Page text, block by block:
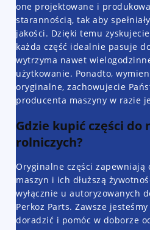
one projektowane i
starannością, tak aby
jakości. Dzięki temu
każda część idealnie pasuje
wytrzyma nawet
użytkowanie. Ponadto,
oryginalne, zachowujecie
producenta maszyny w razie
Gdzie kupić części do
rolniczych?
Oryginalne części zapewniają
maszyn i ich dłuższą
wyłącznie u autoryzowanych
Perkoz Parts. Zawsze
doradzić i pomóc w doborze